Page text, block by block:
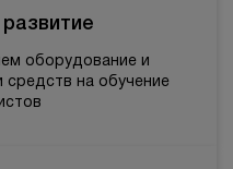
развитие
оборудование и
средств на обучение